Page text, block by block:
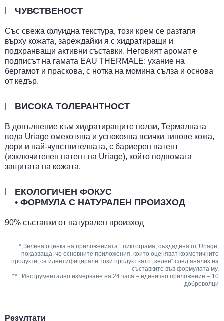
ЧУВСТВЕНОСТ
Със свежа флуидна текстура, този крем се разтапя
върху кожата, зареждайки я с хидратиращи и
подхранващи активни съставки. Неговият аромат е
подписът на гамата EAU THERMALE: ухание на
бергамот и праскова, с нотка на момина сълза и основа
от кедър.
ВИСОКА ТОЛЕРАНТНОСТ
В допълнение към хидратиращите ползи, Термалната
вода Uriage омекотява и успокоява всички типове кожа,
дори и най-чувствителната, с бариерен патент
(изключителен патент на Uriage), който подпомага
защитата на кожата.
ЕКОЛОГИЧЕН ФОКУС
• ФОРМУЛА С НАТУРАЛЕН ПРОИЗХОД
90% съставки от натурален произход
*„Зелена оценка на приложенията“: пиктограма, създадена от Uriage,
показваща, че основните приложения, които оценяват козметичните
продукти, са идентифицирали този продукт като „зелен“ след анализ на
съставките във формулата му.
** : Инструментално измерване на 24 часа – единично приложение – 10
доброволци
Резултати